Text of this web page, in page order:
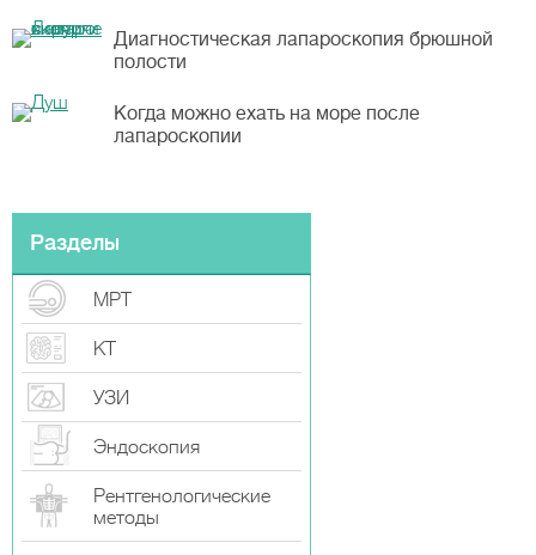
Диагностическая лапароскопия брюшной
полости
Когда можно ехать на море после
лапароскопии
Разделы
МРТ
КТ
УЗИ
Эндоскопия
Рентгенологические
методы